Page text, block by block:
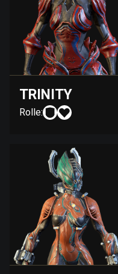
TRINITY
Rolle: